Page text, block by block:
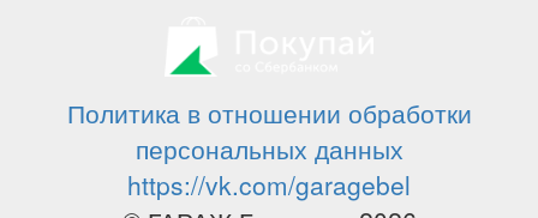
Политика в отношении обработки
персональных данных
https://vk.com/garagebel